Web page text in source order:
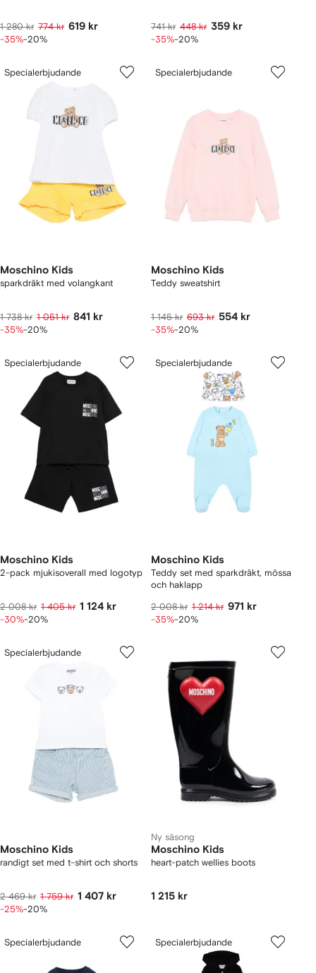
1 280 kr 774 kr 619 kr
-35%-20%
741 kr 448 kr 359 kr
-35%-20%
Specialerbjudande
Moschino Kids
sparkdräkt med volangkant
1 738 kr 1 051 kr 841 kr
-35%-20%
Specialerbjudande
Moschino Kids
Teddy sweatshirt
1 145 kr 693 kr 554 kr
-35%-20%
Specialerbjudande
Moschino Kids
2-pack mjukisoverall med logotyp
2 008 kr 1 405 kr 1 124 kr
-30%-20%
Specialerbjudande
Moschino Kids
Teddy set med sparkdräkt, mössa
och haklapp
2 008 kr 1 214 kr 971 kr
-35%-20%
Specialerbjudande
Moschino Kids
randigt set med t-shirt och shorts
2 469 kr 1 759 kr 1 407 kr
-25%-20%
Ny säsong
Moschino Kids
heart-patch wellies boots
1 215 kr
Specialerbjudande Specialerbjudande